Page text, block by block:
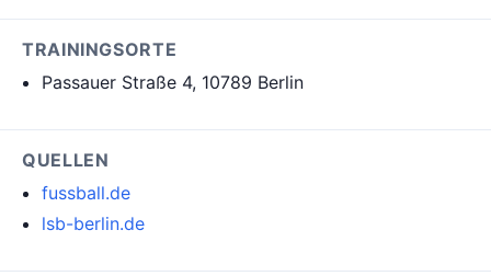
TRAININGSORTE
Passauer Straße 4, 10789 Berlin
QUELLEN
fussball.de
lsb-berlin.de